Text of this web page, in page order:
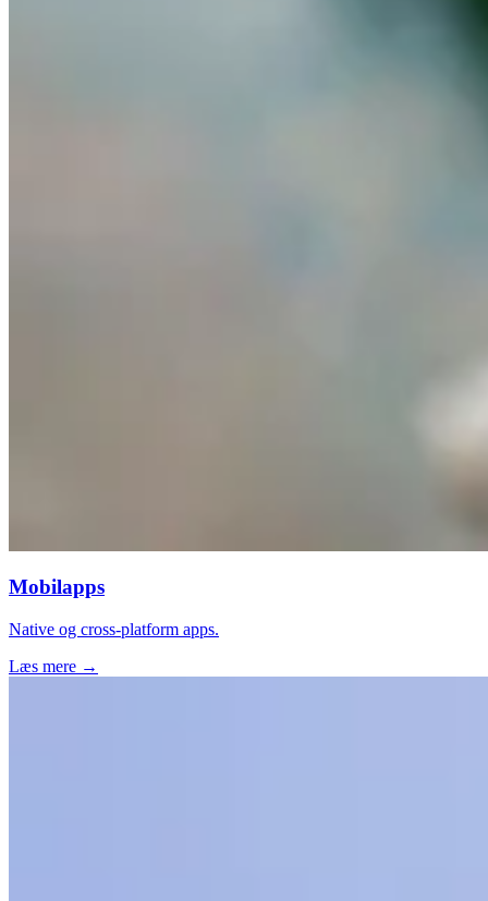
Mobilapps
Native og cross-platform apps.
Læs mere →